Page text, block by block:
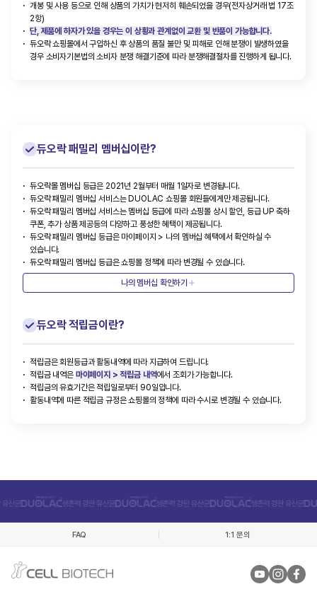
개봉 및 사용 등으로 인해 상품의 가치가 현저히 훼손되었을 경우(전자상거래 법 17조
2항)
단, 제품에 하자가 있을 경우는 이 상황과 관계없이 교환 및 반품이 가능합니다.
듀오락 쇼핑몰에서 구입하신 후 상품의 품질 불만 및 피해로 인해 분쟁이 발생하였을
경우 소비자기본법의 소비자 분쟁 해결기준에 따라 분쟁해결절차를 진행하게 됩니다.
듀오락 패밀리 멤버십이란?
듀오락몰 멤버십 등급은 2021년 2월부터 매월 1일자로 변경됩니다.
듀오락 패밀리 멤버십 서비스는 DUOLAC 쇼핑몰 회원들에게만 제공됩니다.
듀오락 패밀리 멤버십 서비스는 멤버십 등급에 따라 쇼핑몰 상시 할인, 등급 UP 축하
쿠폰, 추가 상품 제공등의 다양하고 풍성한 혜택이 제공됩니다.
듀오락 패밀리 멤버십 등급은 마이페이지 > 나의 멤버십 혜택에서 확인하실 수
있습니다.
듀오락 패밀리 멤버십 등급은 쇼핑몰 정책에 따라 변경될 수 있습니다.
나의 멤버십 확인하기
듀오락 적립금이란?
적립금은 회원등급과 활동내역에 따라 지급하여 드립니다.
적립금 내역은 마이페이지 > 적립금 내역에서 조회가 가능합니다.
적립금의 유효기간은 적립일로부터 90일입니다.
활동내역에 따른 적립금 규정은 쇼핑몰의 정책에 따라 수시로 변경될 수 있습니다.
FAQ 1:1 문의